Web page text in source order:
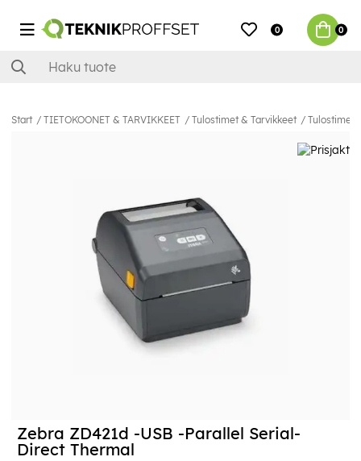
0 0
Start TIETOKOONET & TARVIKKEET Tulostimet & Tarvikkeet Tulostimet
Zebra ZD421d -USB -Parallel Serial-
Direct Thermal